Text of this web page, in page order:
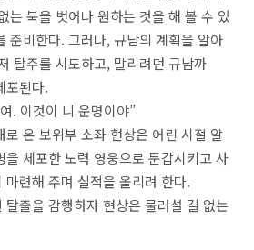
는 북을 벗어나 원하는 것을 해 볼 수 있
준비한다. 그러나, 규남의 계획을 알아
탈주를 시도하고, 말리려던 규남까
포된다.
. 이것이 니 운명이야”
로 온 보위부 소좌 현상은 어린 시절 알
을 체포한 노력 영웅으로 둔갑시키고 사
마련해 주며 실적을 올리려 한다.
탈출을 감행하자 현상은 물러설 길 없는